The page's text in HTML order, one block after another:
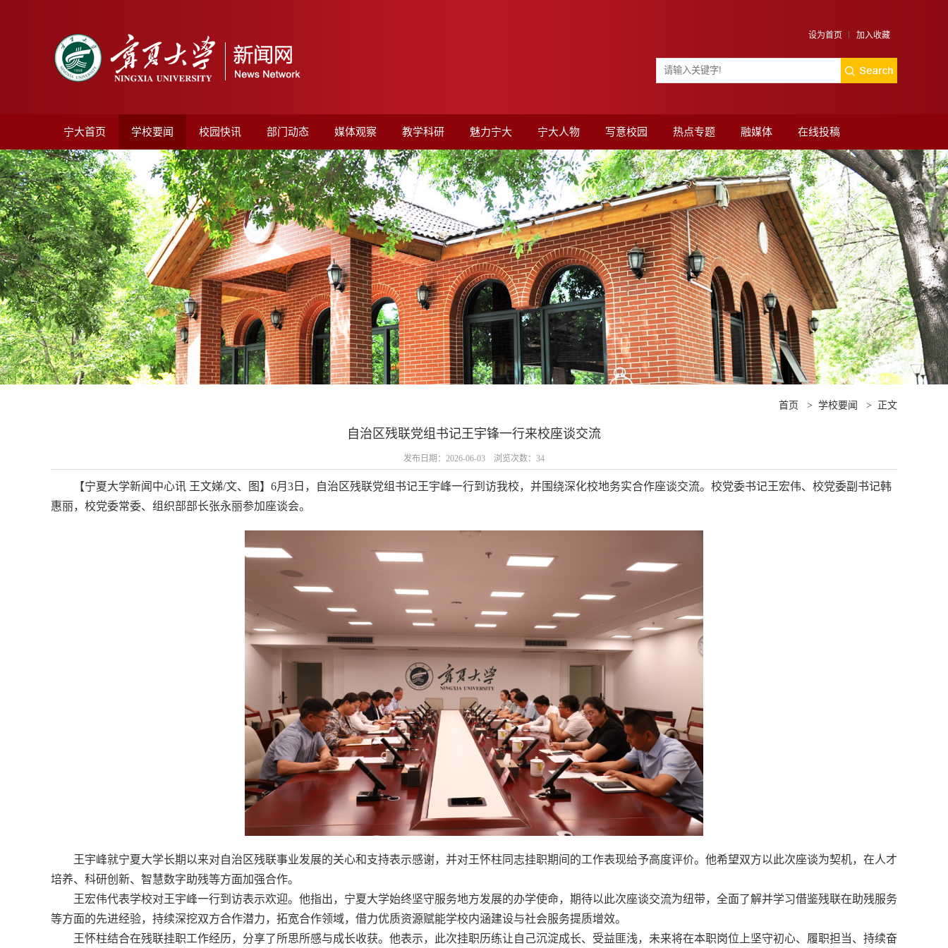
设为首页 加入收藏
宁大首页 学校要闻 校园快讯 部门动态 媒体观察 教学科研 魅力宁大 宁大人物 写意校园 热点专题 融媒体 在线投稿
首页 > 学校要闻 > 正文
自治区残联党组书记王宇锋一行来校座谈交流
发布日期：2026-06-03 浏览次数： 34
【宁夏大学新闻中心讯 王文娣/文、图】6月3日，自治区残联党组书记王宇峰一行到访我校，并围绕深化校地务实合作座谈交流。校党委书记王宏伟、校党委副书记韩
惠丽，校党委常委、组织部部长张永丽参加座谈会。
王宇峰就宁夏大学长期以来对自治区残联事业发展的关心和支持表示感谢，并对王怀柱同志挂职期间的工作表现给予高度评价。他希望双方以此次座谈为契机，在人才
培养、科研创新、智慧数字助残等方面加强合作。
王宏伟代表学校对王宇峰一行到访表示欢迎。他指出，宁夏大学始终坚守服务地方发展的办学使命，期待以此次座谈交流为纽带，全面了解并学习借鉴残联在助残服务
等方面的先进经验，持续深挖双方合作潜力，拓宽合作领域，借力优质资源赋能学校内涵建设与社会服务提质增效。
王怀柱结合在残联挂职工作经历，分享了所思所感与成长收获。他表示，此次挂职历练让自己沉淀成长、受益匪浅，未来将在本职岗位上坚守初心、履职担当、持续奋